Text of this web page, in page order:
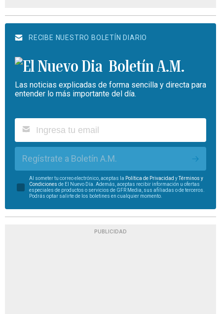
RECIBE NUESTRO BOLETÍN DIARIO
Boletín A.M.
Las noticias explicadas de forma sencilla y directa para
entender lo más importante del día.
Regístrate a Boletín A.M.
Al someter tu correo electrónico, aceptas la Política de Privacidad yTérminos y
Condiciones de El Nuevo Día. Además, aceptas recibir información u ofertas
especiales de productos o servicios de GFR Media, sus afiliadas o de terceros.
Podrás optar salirte de los boletines en cualquier momento.
PUBLICIDAD